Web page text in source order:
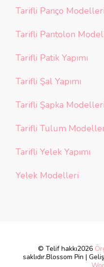
Tarifli Panço Modelleri
Tarifli Pantolon
Tarifli Patik Yapımı
Tarifli Şal Yapımı
Tarifli Şapka Modelleri
Tarifli Tulum
Tarifli Yelek Yapımı
Yelek Modelleri
© Telif hakkı2026
saklıdır.Blossom Pin |